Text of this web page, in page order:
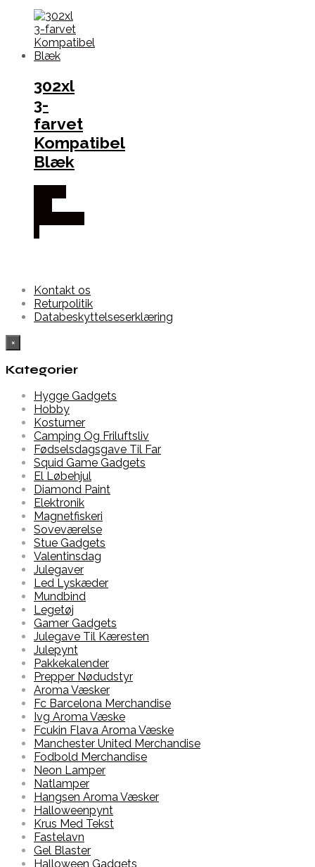
302xl
3-
farvet
Kompatibel
Blæk
Kontakt os
Returpolitik
Databeskyttelseserklæring
×
Kategorier
Hygge Gadgets
Hobby
Kostumer
Camping Og Friluftsliv
Fødselsdagsgave Til Far
Squid Game Gadgets
El Løbehjul
Diamond Paint
Elektronik
Magnetfiskeri
Soveværelse
Stue Gadgets
Valentinsdag
Julegaver
Led Lyskæder
Mundbind
Legetøj
Gamer Gadgets
Julegave Til Kæresten
Julepynt
Pakkekalender
Prepper Nødudstyr
Aroma Væsker
Fc Barcelona Merchandise
Ivg Aroma Væske
Fcukin Flava Aroma Væske
Manchester United Merchandise
Fodbold Merchandise
Neon Lamper
Natlamper
Hangsen Aroma Væsker
Halloweenpynt
Krus Med Tekst
Fastelavn
Gel Blaster
Halloween Gadgets